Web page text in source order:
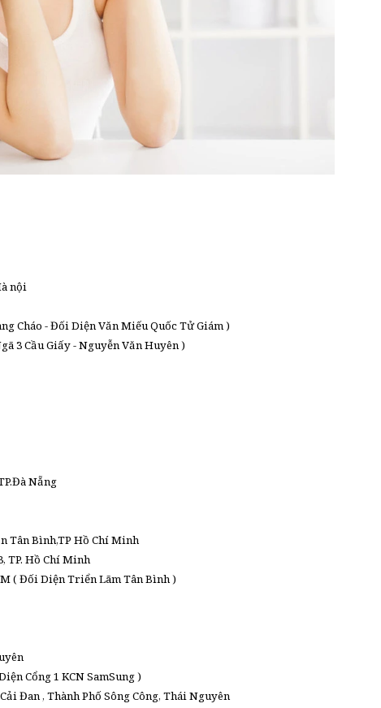
nội
Cháo - Đối Diện Văn Miếu Quốc Tử Giám )
3 Cầu Giấy - Nguyễn Văn Huyên )
Nẵng
Tân Bình,TP Hồ Chí Minh
TP. Hồ Chí Minh
( Đối Diện Triển Lãm Tân Bình )
Cổng 1 KCN SamSung )
Đan , Thành Phố Sông Công, Thái Nguyên